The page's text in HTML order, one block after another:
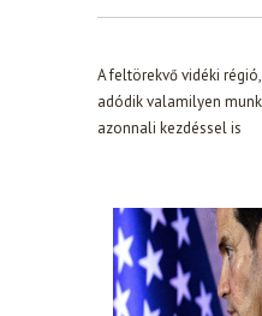
A feltörekvő vidéki
adódik valamilyen
azonnali kezdéssel is